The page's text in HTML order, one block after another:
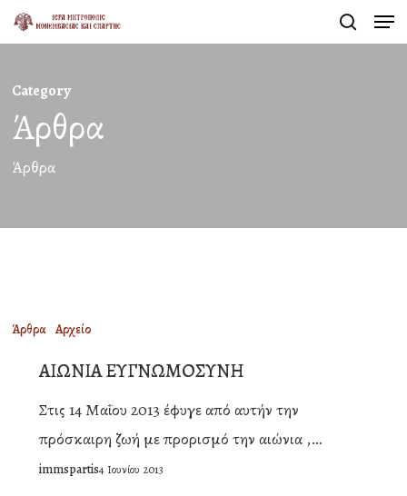
Skip
to
content
search
Category
Άρθρα
Άρθρα
ΑΙΩΝΙΑ
Άρθρα Αρχείο
ΑΙΩΝΙΑ ΕΥΓΝΩΜΟΣΥΝΗ
Στις 14 Μαΐου 2013 έφυγε από αυτήν την
πρόσκαιρη ζωή με προρισμό την αιώνια ,…
immspartis4 Ιουνίου 2013